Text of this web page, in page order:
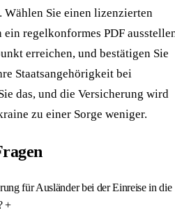
Wählen Sie einen lizenzierten
ein regelkonformes PDF
erreichen, und bestätigen Sie
Staatsangehörigkeit bei
das, und die Versicherung wird
zu einer Sorge weniger.
für Ausländer bei der Einreise in die
+